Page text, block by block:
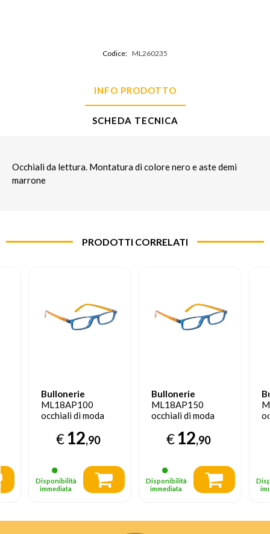
Codice: ML260235
INFO PRODOTTO
SCHEDA TECNICA
Occhiali da lettura. Montatura di colore nero e aste demi
marrone
PRODOTTI CORRELATI
Bullonerie
ML18AP100
occhiali di moda
Montatura piena
€12,90
Disponibilità
immediata
Bullonerie
ML18AP150
occhiali di moda
Montatura piena
€12,90
Disponibilità
immediata